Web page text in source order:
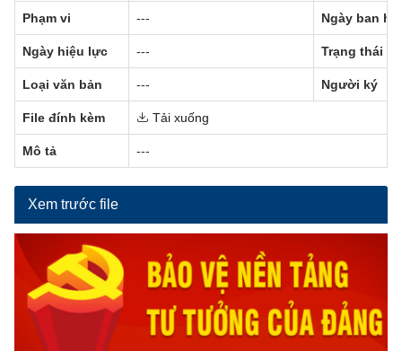
Phạm vi --- Ngày ban
Ngày hiệu lực --- Trạng thái
Loại văn bản --- Người ký
File đính kèm Tải xuống
Mô tả ---
Xem trước file